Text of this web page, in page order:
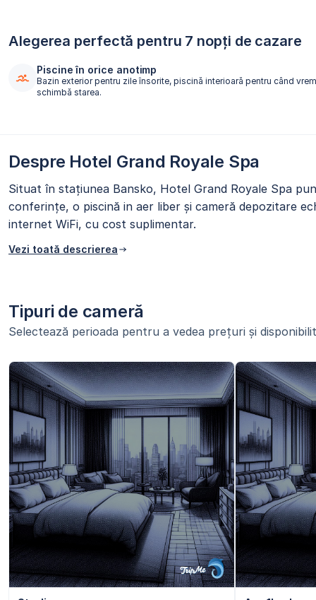
Alegerea perfectă pentru 7 nopți de cazare
Piscine în orice anotimp
Bazin exterior pentru zile însorite, piscină interioară pentru când
schimbă starea.
Despre Hotel Grand Royale Spa
Situat în stațiunea Bansko, Hotel Grand Royale Spa
conferințe, o piscină in aer liber și cameră depozitare
internet WiFi, cu cost suplimentar.
Vezi toată descrierea
Tipuri de cameră
Selectează perioada pentru a vedea prețuri și